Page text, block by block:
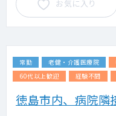
お気に入り
常勤 老健・介護医療院
60代以上歓迎
経験不問
徳島市内、病院隣